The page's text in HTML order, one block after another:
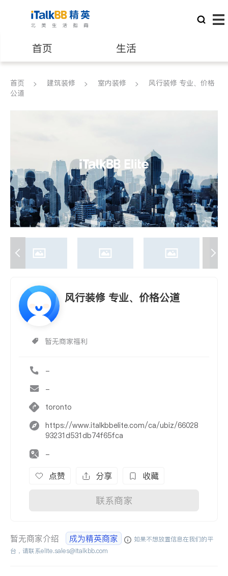
首页 生活
医生 律师
建筑装修
首页 建筑装修 室内装修
风行装修 专业、价格
公道
风行装修 专业、价格公道
暂无商家福利
-
-
toronto
https://www.italkbbelite.com/ca/ubiz/66028
93231d531db74f65fca
-
点赞 分享 收藏
联系商家
暂无商家介绍 成为精英商家
如果不想放置信息在我们的平
台，请联系elite.sales@italkbb.com